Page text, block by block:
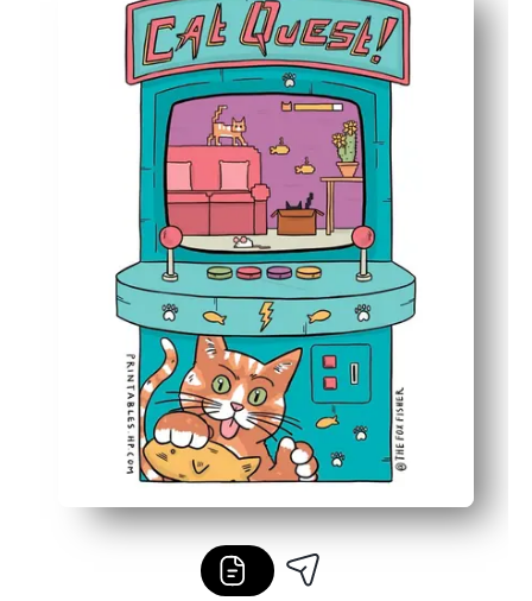
Îi menține pe copii implicați - tema jucăușă atrage
Construiește abilități - controlul motor fin, deciziile
Flexibil pentru acasă sau pentru clasă - perfect